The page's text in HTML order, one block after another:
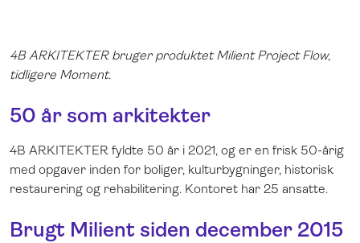
4B ARKITEKTER bruger produktet Milient Project Flow,
tidligere Moment.
50 år som arkitekter
4B ARKITEKTER fyldte 50 år i 2021, og er en frisk 50-årig
med opgaver inden for boliger, kulturbygninger, historisk
restaurering og rehabilitering. Kontoret har 25 ansatte.
Brugt Milient siden december 2015